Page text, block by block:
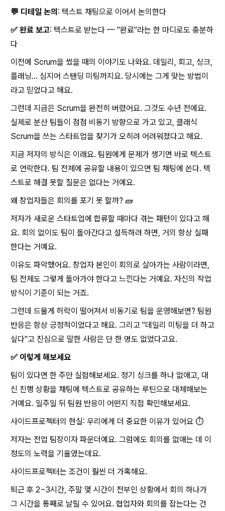
💬 디테일 논의 : 텍스트 채팅으로 이어서 논의한다
✅ 완료 보고: 텍스트로 받는다 — "완료"라는 한 마디로도 충분하
다
이전에 Scrum을 썼을 때의 이야기도 나와요. 데일리, 회고, 싱크,
플래닝... 심지어 스탠딩 미팅까지요. 당시에는 그게 맞는 방법이
라고 믿었다고 해요.
그런데 지금은 Scrum을 완전히 버렸어요. 그것도 수년 전에요.
실제로 분산 팀들이 점점 비동기 방향으로 가고 있고, 클래식
Scrum을 쓰는 스타트업을 찾기가 오히려 어려워졌다고 해요.
지금 저자의 방식은 이래요. 팀원에게 문제가 생기면 바로 텍스트
로 연락한다. 팀 전체에 공유할 내용이 있으면 팀 채팅에 쓴다. 텍
스트로 해결 못할 질문은 없다는 거예요.
왜 창업자들은 회의를 포기 못 할까? 🧱
저자가 새로운 스타트업에 합류할 때마다 겪는 패턴이 있다고 해
요. 회의 없이도 팀이 돌아간다고 설득하려 하면, 거의 항상 실패
한다는 거예요.
이유도 파악했어요. 창업자 본인이 회의로 살아가는 사람이라면,
팀 전체도 그렇게 돌아가야 한다고 느낀다는 거예요. 자신의 작업
방식이 기준이 되는 거죠.
그런데 드물게 허락이 떨어져서 비동기로 팀을 운영해보면? 팀원
반응은 항상 긍정적이었다고 해요. 그리고 "데일리 미팅을 더 하고
싶다"고 진심으로 말한 사람은 단 한 명도 없었다고요.
✅ 이렇게 해보세요
팀이 있다면 한 주만 실험해보세요. 정기 싱크를 하나 없애고, 대
신 진행 상황을 채팅에 텍스트로 공유하는 루틴으로 대체해보는
거예요. 일주일 뒤 팀원 반응이 어떤지 직접 확인해보세요.
사이드프로젝터의 현실: 우리에게 더 중요한 이유가 있어요 ⏱️
저자는 전업 팀장이자 파운더예요. 그럼에도 회의를 없애는 데 이
정도의 노력을 기울였는데요.
사이드프로젝터는 조건이 훨씬 더 가혹해요.
퇴근 후 2~3시간, 주말 몇 시간이 전부인 상황에서 회의 하나가
그 시간을 통째로 날릴 수 있어요. 협업자와 회의를 잡는다는 건